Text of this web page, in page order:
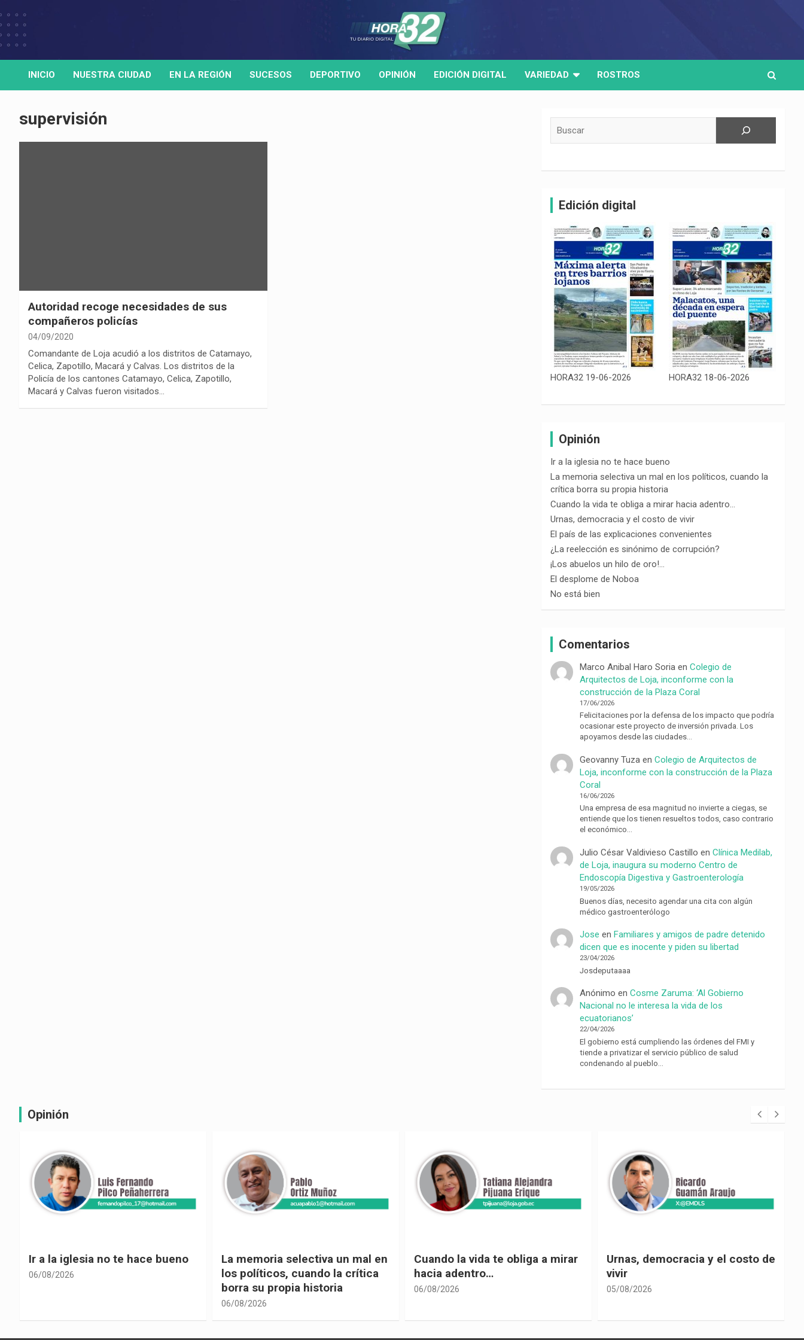
to
HORA32
Medio de comunicación digital
INICIO NUESTRA CIUDAD EN LA REGIÓN SUCESOS DEPORTIVO OPINIÓN EDICIÓN DIGITAL VARIEDAD ROSTROS
supervisión
Autoridad recoge necesidades de sus
compañeros policías
04/09/2020
Comandante de Loja acudió a los distritos de Catamayo,
Celica, Zapotillo, Macará y Calvas. Los distritos de la
Policía de los cantones Catamayo, Celica, Zapotillo,
Macará y Calvas fueron visitados…
Edición digital
HORA32 19-06-2026 HORA32 18-06-2026
Opinión
Ir a la iglesia no te hace bueno
La memoria selectiva un mal en los políticos, cuando la
crítica borra su propia historia
Cuando la vida te obliga a mirar hacia adentro…
Urnas, democracia y el costo de vivir
El país de las explicaciones convenientes
¿La reelección es sinónimo de corrupción?
¡Los abuelos un hilo de oro!…
El desplome de Noboa
No está bien
Comentarios
Marco Anibal Haro Soria enColegio de
Arquitectos de Loja, inconforme con la
construcción de la Plaza Coral
17/06/2026
Felicitaciones por la defensa de los impacto que podría
ocasionar este proyecto de inversión privada. Los
apoyamos desde las ciudades…
Geovanny Tuza enColegio de Arquitectos de
Loja, inconforme con la construcción de la Plaza
Coral
16/06/2026
Una empresa de esa magnitud no invierte a ciegas, se
entiende que los tienen resueltos todos, caso contrario
el económico…
Julio César Valdivieso Castillo enClínica Medilab,
de Loja, inaugura su moderno Centro de
Endoscopía Digestiva y Gastroenterología
19/05/2026
Buenos días, necesito agendar una cita con algún
médico gastroenterólogo
Jose enFamiliares y amigos de padre detenido
dicen que es inocente y piden su libertad
23/04/2026
Josdeputaaaa
Anónimo enCosme Zaruma: ‘Al Gobierno
Nacional no le interesa la vida de los
ecuatorianos’
22/04/2026
El gobierno está cumpliendo las órdenes del FMI y
tiende a privatizar el servicio público de salud
condenando al pueblo…
Opinión
La memoria selectiva un mal en
los políticos, cuando la crítica
Cuando la vida te obliga a mirar
hacia adentro…
06/08/2026
Urnas, democracia y el costo de
vivir
05/08/2026
El país de las explicaciones
convenientes
05/08/2026